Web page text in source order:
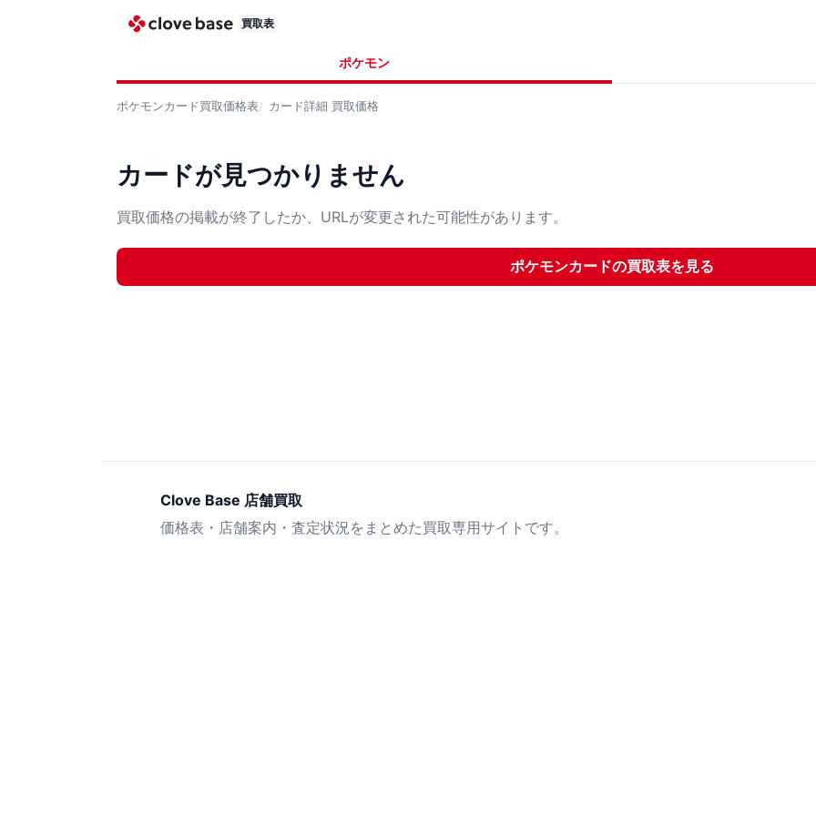
買取表
ポケモン
ポケモンカード買取価格表 カード詳細 買取価格
カードが見つかりません
買取価格の掲載が終了したか、URLが変更された可能性があります。
ポケモンカードの買取表を見る
Clove Base 店舗買取
価格表・店舗案内・査定状況をまとめた買取専用サイトです。